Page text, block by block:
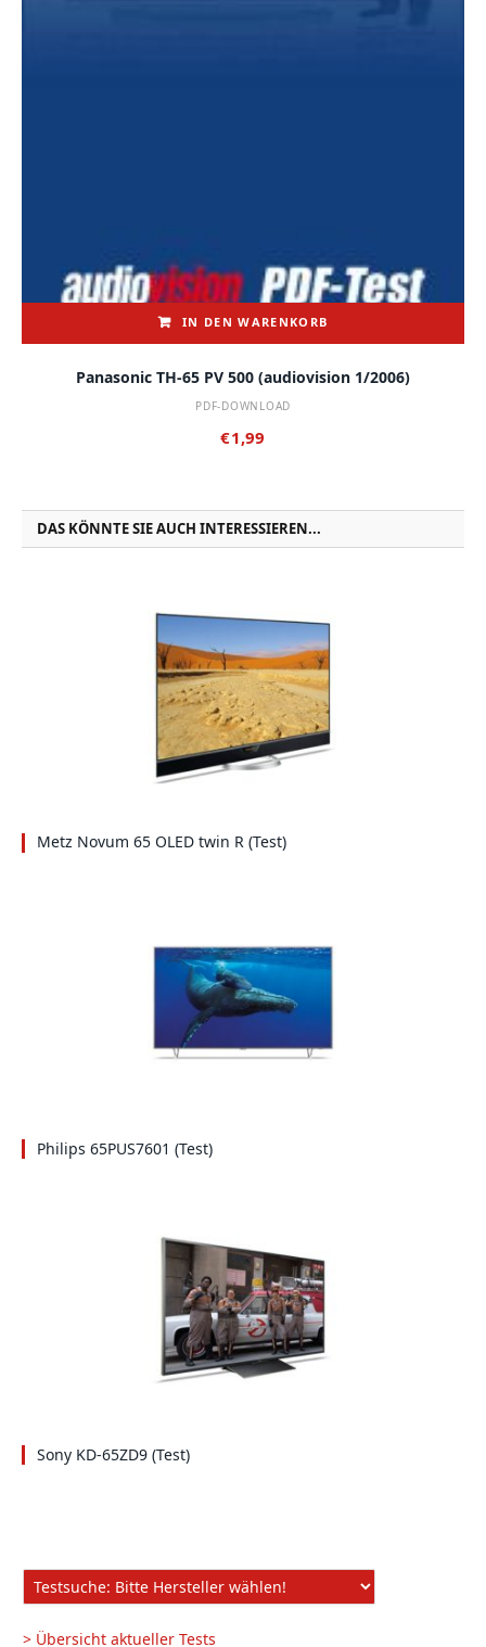
IN DEN WARENKORB
Panasonic TH-65 PV 500 (audiovision 1/2006)
PDF-DOWNLOAD
€1,99
DAS KÖNNTE SIE AUCH INTERESSIEREN...
Metz Novum 65 OLED twin R (Test)
Philips 65PUS7601 (Test)
Sony KD-65ZD9 (Test)
> Übersicht aktueller Tests